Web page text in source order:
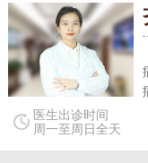
医生出诊时间
周一至周日全天